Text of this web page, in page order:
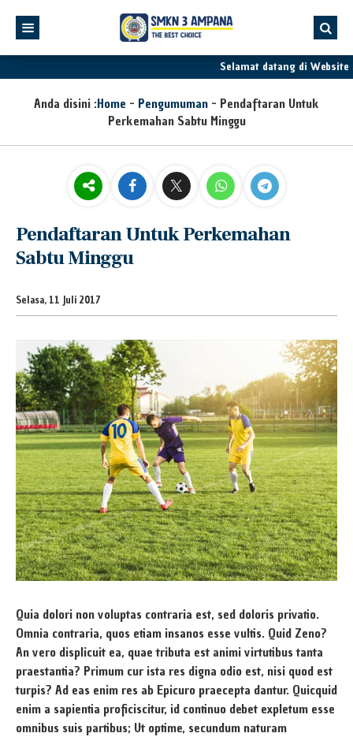
Selamat datang di Website
Anda disini :Home - Pengumuman - Pendaftaran Untuk
Perkemahan Sabtu Minggu
Pendaftaran Untuk Perkemahan
Sabtu Minggu
Selasa, 11 Juli 2017
Quia dolori non voluptas contraria est, sed doloris privatio.
Omnia contraria, quos etiam insanos esse vultis. Quid Zeno?
An vero displicuit ea, quae tributa est animi virtutibus tanta
praestantia? Primum cur ista res digna odio est, nisi quod est
turpis? Ad eas enim res ab Epicuro praecepta dantur. Quicquid
enim a sapientia proficiscitur, id continuo debet expletum esse
omnibus suis partibus; Ut optime, secundum naturam